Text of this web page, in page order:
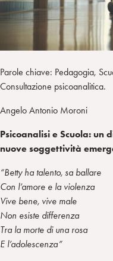
Parole chiave: Pedagogia,
Consultazione psicoanalitica.
Angelo Antonio Moroni
Psicoanalisi e Scuola: un
nuove soggettività
“Betty ha talento, sa ballare
Con l’amore e la violenza
Vive bene, vive male
Non esiste differenza
Tra la morte di una rosa
E l’adolescenza”